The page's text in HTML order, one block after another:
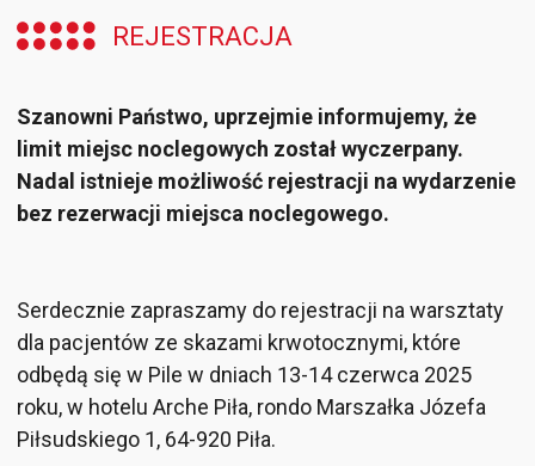
REJESTRACJA
Szanowni Państwo, uprzejmie informujemy, że
limit miejsc noclegowych został wyczerpany.
Nadal istnieje możliwość rejestracji na wydarzenie
bez rezerwacji miejsca noclegowego.
Serdecznie zapraszamy do rejestracji na warsztaty
dla pacjentów ze skazami krwotocznymi, które
odbędą się w Pile w dniach 13-14 czerwca 2025
roku, w hotelu Arche Piła, rondo Marszałka Józefa
Piłsudskiego 1, 64-920 Piła.